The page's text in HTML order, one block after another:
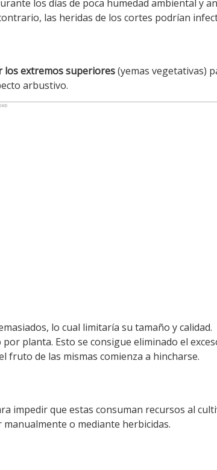
los días de poca humedad ambiental y
las heridas de los cortes podrían
los extremos superiores(yemas vegetativas)
arbustivo.
lo cual limitaría su tamaño y calidad.
planta. Esto se consigue eliminado el
fruto de las mismas comienza a hincharse.
impedir que estas consuman recursos al
o mediante herbicidas.